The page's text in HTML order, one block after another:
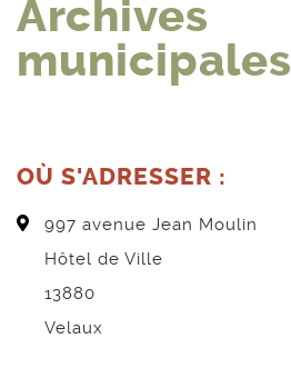
Archives
municipales
OÙ S'ADRESSER :
997 avenue Jean Moulin
Hôtel de Ville
13880
Velaux